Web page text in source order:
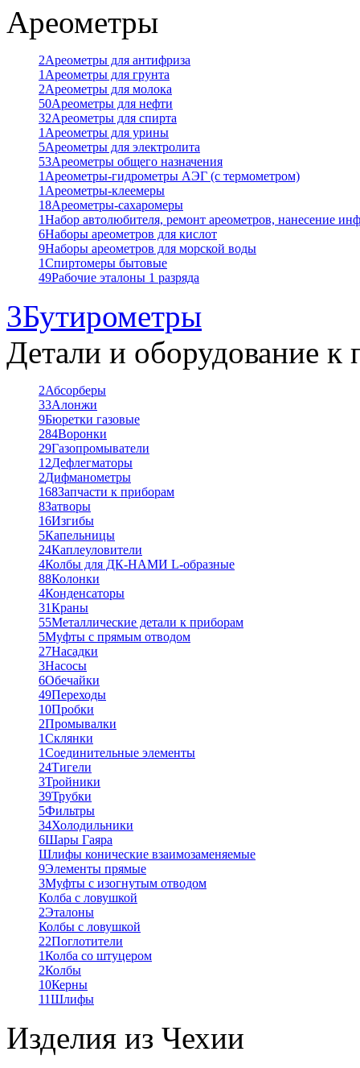
Ареометры
2Ареометры для антифриза
1 Ареометры для грунта
2Ареометры для молока
50Ареометры для нефти
32Ареометры для спирта
1 Ареометры для урины
5Ареометры для электролита
53Ареометры общего назначения
1 Ареометры-гидрометры АЭГ (с термометром)
1 Ареометры-клеемеры
18Ареометры-сахаромеры
1Набор автолюбителя, ремонт ареометров, нанесение
6Наборы ареометров для кислот
9Наборы ареометров для морской воды
1Спиртомеры бытовые
49Рабочие эталоны 1 разряда
3Бутирометры
Детали и оборудование к
2Абсорберы
33Алонжи
9Бюретки газовые
284Воронки
29Газопромыватели
12Дефлегматоры
2Дифманометры
168Запчасти к приборам
8Затворы
16Изгибы
5Капельницы
24Каплеуловители
4Колбы для ДК-НАМИ L-образные
88Колонки
4Конденсаторы
31Краны
55Металлические детали к приборам
5Муфты с прямым отводом
27Насадки
3Насосы
6Обечайки
49Переходы
10Пробки
2Промывалки
1Склянки
1Соединительные элементы
24Тигели
3Тройники
39Трубки
5Фильтры
34Холодильники
6Шары Гаяра
Шлифы конические взаимозаменяемые
9Элементы прямые
3Муфты с изогнутым отводом
Колба с ловушкой
2Эталоны
Колбы с ловушкой
22Поглотители
1Колба со штуцером
2Колбы
10Керны
11Шлифы
Изделия из Чехии